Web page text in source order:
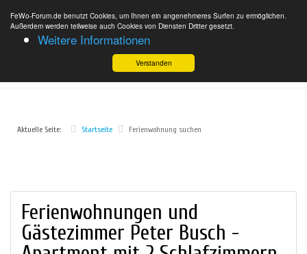
FeWo-Forum.de benutzt Cookies, um Ihnen ein angenehmeres Surfen zu ermöglichen.
Außerdem werden teilweise auch Cookies von Diensten Dritter gesetzt.
Weitere Informationen
Verstanden
Aktuelle Seite: Startseite Ferienwohnung suchen
Ferienwohnungen und
Gästezimmer Peter Busch -